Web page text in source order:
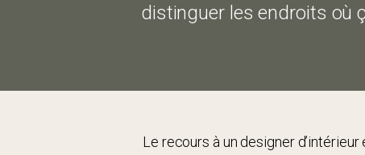
distinguer les endroits où
Le recours à un designer